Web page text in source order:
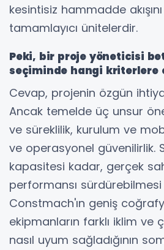
kesintisiz hammadde
tamamlayıcı ünitelerdir.
Peki, bir proje yöneticisi
seçiminde hangi kriterlere
Cevap, projenin özgün
Ancak temelde üç unsur
ve süreklilik, kurulum ve
ve operasyonel güvenilirlik.
kapasitesi kadar, gerçek
performansı
Constmach'ın geniş
ekipmanların farklı iklim ve
nasıl uyum sağladığının